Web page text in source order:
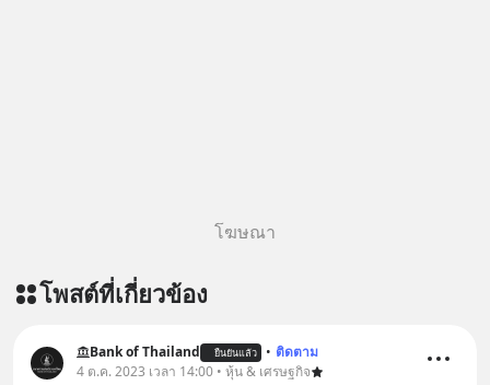
โฆษณา
โพสต์ที่เกี่ยวข้อง
Bank of Thailand ยืนยันแล้ว • ติดตาม
4 ต.ค. 2023 เวลา 14:00 • หุ้น & เศรษฐกิจ